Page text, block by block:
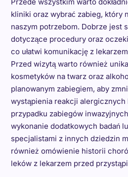
kliniki oraz wybrać zabieg, który
naszym potrzebom. Dobrze jest
dotyczące procedury oraz
co ułatwi komunikację z
Przed wizytą warto również
kosmetyków na twarz oraz
planowanym zabiegiem, aby
wystąpienia reakcji alergicznych
przypadku zabiegów
wykonanie dodatkowych badań
specjalistami z innych dziedzin
również omówienie historii
leków z lekarzem przed